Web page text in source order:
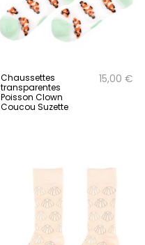
Chaussettes
transparentes
Poisson Clown
Coucou Suzette
15,00 €